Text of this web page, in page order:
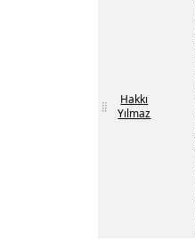
Hakkı
Yılmaz